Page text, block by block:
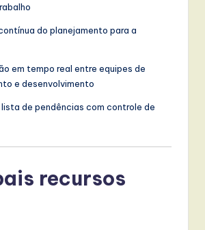
do planejamento para a
em tempo real entre equipes de
e desenvolvimento
de pendências com controle de
recursos